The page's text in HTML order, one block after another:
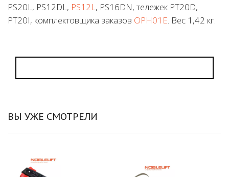
PS20L, PS12DL, PS12L, PS16DN, тележек PT20D,
PT20I, комплектовщика заказов OPH01E. Вес 1,42 кг.
ВЫ УЖЕ СМОТРЕЛИ